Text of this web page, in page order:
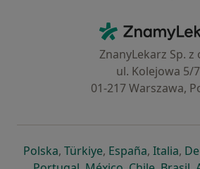
ZnanyLekarz Sp. z
ul. Kolejowa 5/7
01-217 Warszawa,
Polskase otevře v nové záložce
, Türkiyese otevře v nové
, Españase otevře
, Italiase
,